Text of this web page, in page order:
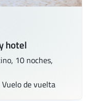
hotel
10 noches,
de vuelta